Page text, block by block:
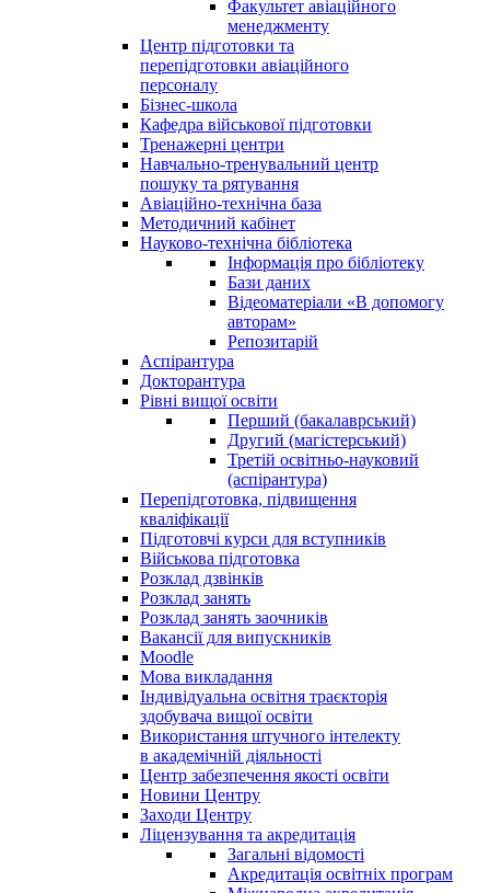
Факультет авіаційного
менеджменту
Центр підготовки та
перепідготовки авіаційного
персоналу
Бізнес-школа
Кафедра військової підготовки
Тренажерні центри
Навчально-тренувальний центр
пошуку та рятування
Авіаційно-технічна база
Методичний кабінет
Науково-технічна бібліотека
Інформація про бібліотеку
Бази даних
Відеоматеріали «В допомогу
авторам»
Репозитарій
Аспірантура
Докторантура
Рівні вищої освіти
Перший (бакалаврський)
Другий (магістерський)
Третій освітньо-науковий
(аспірантура)
Перепідготовка, підвищення
кваліфікації
Пiдготовчі курси для вступників
Військова підготовка
Розклад дзвінків
Розклад занять
Розклад занять заочників
Вакансії для випускників
Moodle
Мова викладання
Індивідуальна освітня траєкторія
здобувача вищої освіти
Використання штучного інтелекту
в академічній діяльності
Центр забезпечення якості освіти
Новини Центру
Заходи Центру
Ліцензування та акредитація
Загальні відомості
Акредитація освітніх програм